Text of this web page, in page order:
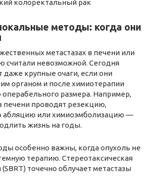
методы: когда они
метастазах в печени или
считали невозможной. Сегодня
даже крупные очаги, если они
органом и после химиотерапии
размера. Например,
печени проводят резекцию,
абляцию или химиоэмболизацию —
жизнь на годы.
особенно важны, когда опухоль не
терапию. Стереотаксическая
(SBRT) точечно облучает метастазы